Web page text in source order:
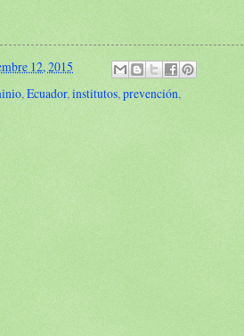
12, 2015
, Ecuador, institutos, prevención,